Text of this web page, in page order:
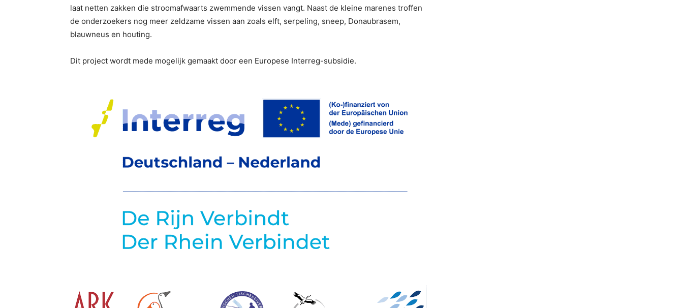
laat netten zakken die stroomafwaarts zwemmende vissen vangt. Naast de kleine marenes troffen
de onderzoekers nog meer zeldzame vissen aan zoals elft, serpeling, sneep, Donaubrasem,
blauwneus en houting.
Dit project wordt mede mogelijk gemaakt door een Europese Interreg-subsidie.